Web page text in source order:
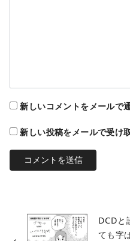
新しいコメントをメールで
新しい投稿をメールで受け
DCDと
ても字